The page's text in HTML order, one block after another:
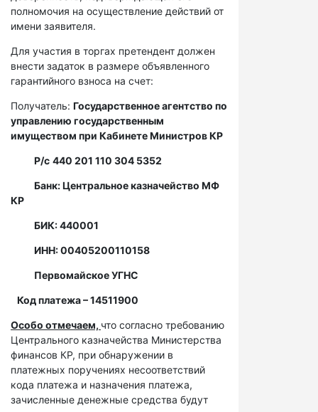
полномочия на осуществление действий от
имени заявителя.
Для участия в торгах претендент должен
внести задаток в размере объявленного
гарантийного взноса на счет:
Получатель: Государственное агентство по
управлению государственным
имуществом при Кабинете Министров КР
Р/с 440 201 110 304 5352
Банк: Центральное казначейство МФ
КР
БИК: 440001
ИНН: 00405200110158
Первомайское УГНС
Код платежа – 14511900
Особо отмечаем, что согласно требованию
Центрального казначейства Министерства
финансов КР, при обнаружении в
платежных поручениях несоответствий
кода платежа и назначения платежа,
зачисленные денежные средства будут